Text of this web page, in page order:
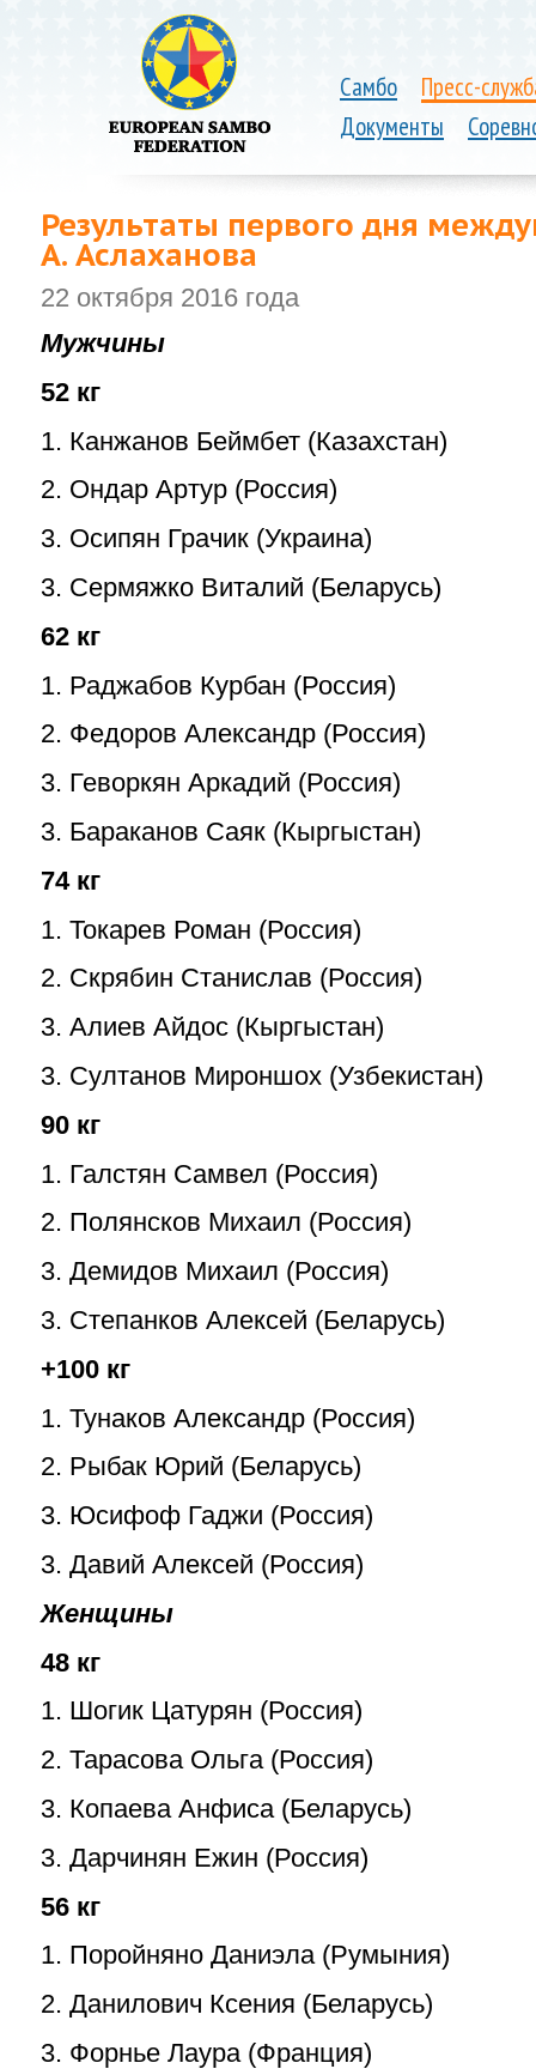
Самбо
Пресс-
Документы
Результаты первого дня
А. Аслаханова
22 октября 2016 года
Мужчины
52 кг
1. Канжанов Беймбет (Казахстан)
2. Ондар Артур (Россия)
3. Осипян Грачик (Украина)
3. Сермяжко Виталий (Беларусь)
62 кг
1. Раджабов Курбан (Россия)
2. Федоров Александр (Россия)
3. Геворкян Аркадий (Россия)
3. Бараканов Саяк (Кыргыстан)
74 кг
1. Токарев Роман (Россия)
2. Скрябин Станислав (Россия)
3. Алиев Айдос (Кыргыстан)
3. Султанов Мироншох (Узбекистан)
90 кг
1. Галстян Самвел (Россия)
2. Полянсков Михаил (Россия)
3. Демидов Михаил (Россия)
3. Степанков Алексей (Беларусь)
+100 кг
1. Тунаков Александр (Россия)
2. Рыбак Юрий (Беларусь)
3. Юсифоф Гаджи (Россия)
3. Давий Алексей (Россия)
Женщины
48 кг
1. Шогик Цатурян (Россия)
2. Тарасова Ольга (Россия)
3. Копаева Анфиса (Беларусь)
3. Дарчинян Ежин (Россия)
56 кг
1. Поройняно Даниэла (Румыния)
2. Данилович Ксения (Беларусь)
3. Форнье Лаура (Франция)